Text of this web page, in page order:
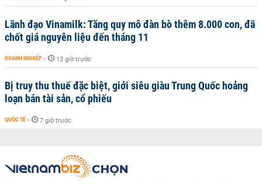
Lãnh đạo Vinamilk: Tăng quy mô đàn bò thêm 8.000 con, đã
chốt giá nguyên liệu đến tháng 11
DOANH NGHIỆP - 13 giờ trước
Bị truy thu thuế đặc biệt, giới siêu giàu Trung Quốc hoảng
loạn bán tài sản, cổ phiếu
QUỐC TẾ - 7 giờ trước